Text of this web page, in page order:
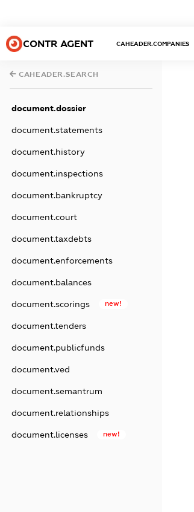
CONTR AGENT CAHEADER.COMPANIES
CAHEADER.SEARCH
document.dossier
document.statements
document.history
document.inspections
document.bankruptcy
document.court
document.taxdebts
document.enforcements
document.balances
document.scorings new!
document.tenders
document.publicfunds
document.ved
document.semantrum
document.relationships
document.licenses new!